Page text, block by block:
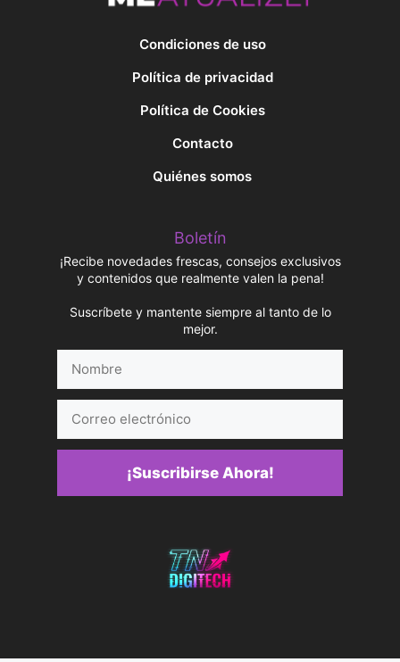
Condiciones de uso
Política de privacidad
Política de Cookies
Contacto
Quiénes somos
Boletín
¡Recibe novedades frescas, consejos exclusivos
y contenidos que realmente valen la pena!
Suscríbete y mantente siempre al tanto de lo
mejor.
electrónico
¡Suscribirse Ahora!